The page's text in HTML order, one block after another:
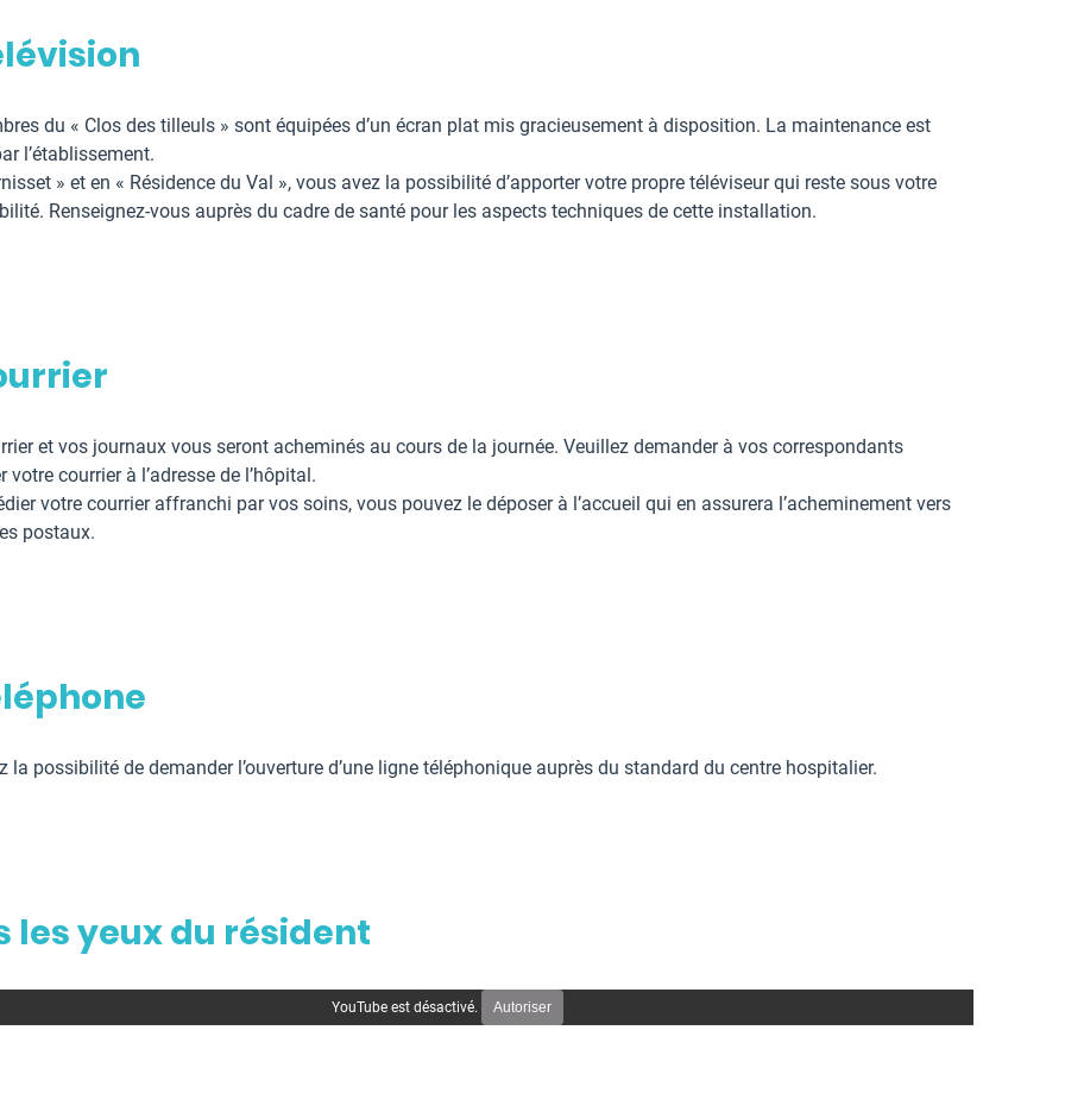
du « Clos des tilleuls » sont équipées d’un écran plat mis gracieusement à disposition. La maintenance est
l’établissement.
» et en « Résidence du Val », vous avez la possibilité d’apporter votre propre téléviseur qui reste sous votre
Renseignez-vous auprès du cadre de santé pour les aspects techniques de cette installation.
et vos journaux vous seront acheminés au cours de la journée. Veuillez demander à vos correspondants
votre courrier à l’adresse de l’hôpital.
votre courrier affranchi par vos soins, vous pouvez le déposer à l’accueil qui en assurera l’acheminement vers
postaux.
la possibilité de demander l’ouverture d’une ligne téléphonique auprès du standard du centre hospitalier.
les yeux du résident
YouTube est désactivé. Autoriser